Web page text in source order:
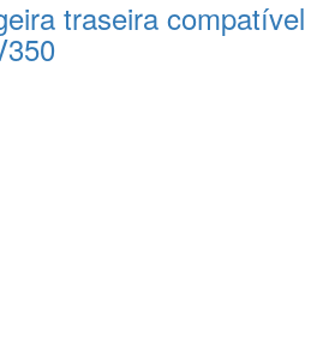
traseira compatível